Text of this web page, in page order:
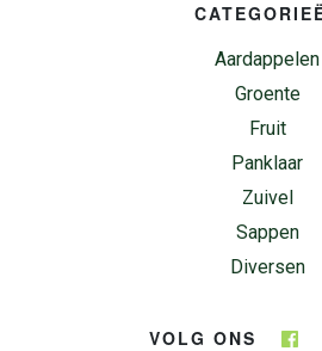
Aardappelen
Groente
Fruit
Panklaar
Zuivel
Sappen
Diversen
VOLG ONS